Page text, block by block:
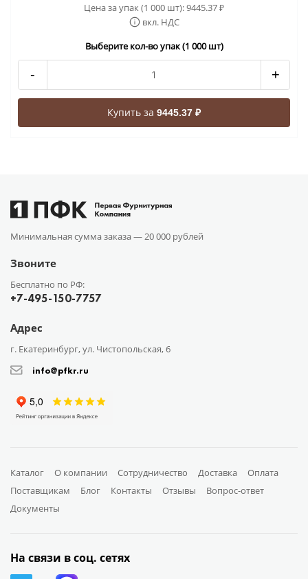
Цена за упак (1 000 шт):9445.37₽
вкл. НДС
Выберите кол-во упак (1 000 шт)
- +
Купить за 9445.37 ₽
Минимальная сумма заказа — 20 000 рублей
Звоните
Бесплатно по РФ:
+7-495-150-7757
Адрес
г. Екатеринбург, ул. Чистопольская, 6
info@pfkr.ru
Каталог О компании Сотрудничество Доставка
Оплата
Поставщикам
Блог Контакты Отзывы
Вопрос-ответ
Документы
На связи в соц. сетях